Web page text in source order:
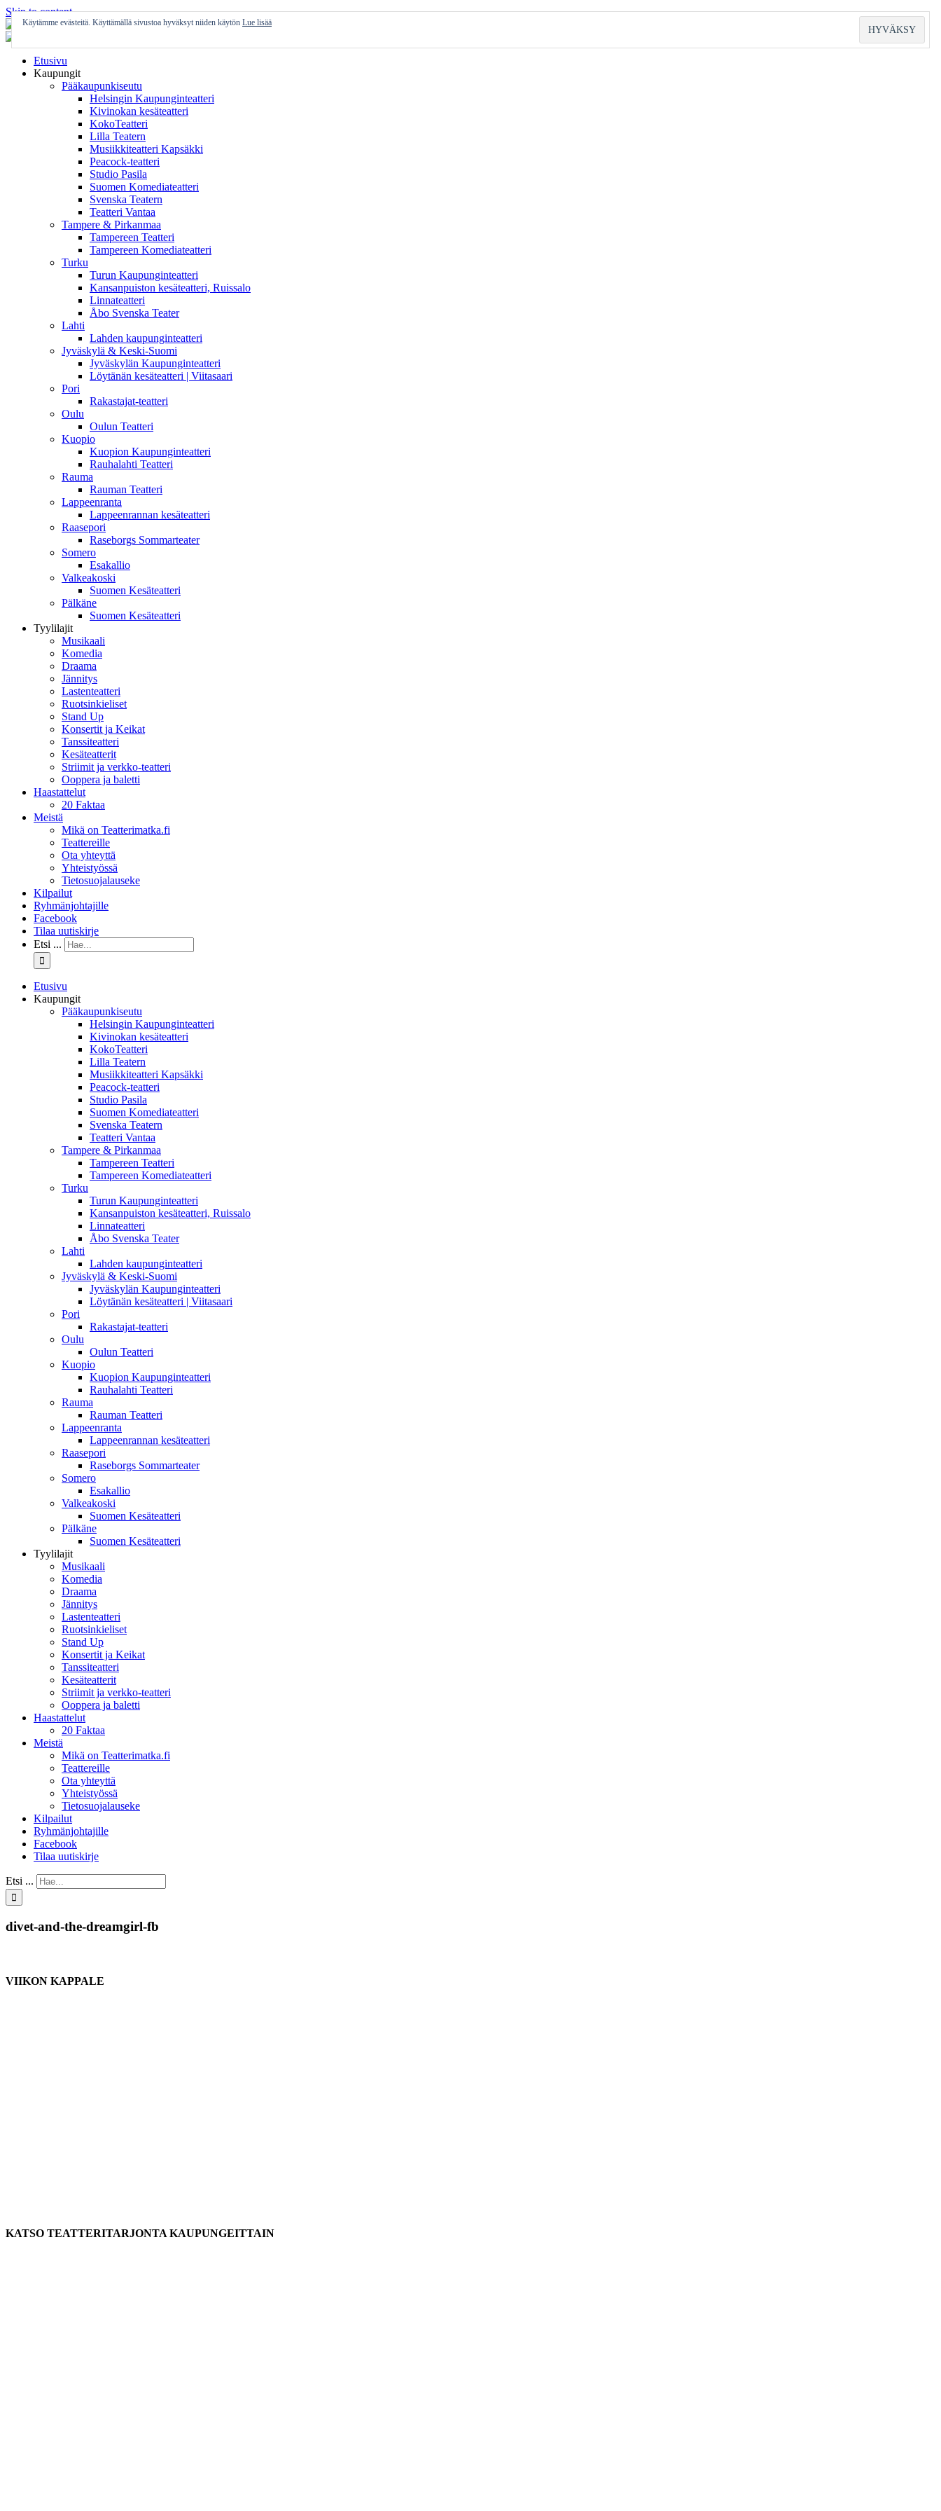
Skip to content
Etusivu
Kaupungit
Pääkaupunkiseutu
Helsingin Kaupunginteatteri
Kivinokan kesäteatteri
KokoTeatteri
Lilla Teatern
Musiikkiteatteri Kapsäkki
Peacock-teatteri
Studio Pasila
Suomen Komediateatteri
Svenska Teatern
Teatteri Vantaa
Tampere & Pirkanmaa
Tampereen Teatteri
Tampereen Komediateatteri
Turku
Turun Kaupunginteatteri
Kansanpuiston kesäteatteri, Ruissalo
Linnateatteri
Åbo Svenska Teater
Lahti
Lahden kaupunginteatteri
Jyväskylä & Keski-Suomi
Jyväskylän Kaupunginteatteri
Löytänän kesäteatteri | Viitasaari
Pori
Rakastajat-teatteri
Oulu
Oulun Teatteri
Kuopio
Kuopion Kaupunginteatteri
Rauhalahti Teatteri
Rauma
Rauman Teatteri
Lappeenranta
Lappeenrannan kesäteatteri
Raasepori
Raseborgs Sommarteater
Somero
Esakallio
Valkeakoski
Suomen Kesäteatteri
Pälkäne
Suomen Kesäteatteri
Tyylilajit
Musikaali
Komedia
Draama
Jännitys
Lastenteatteri
Ruotsinkieliset
Stand Up
Konsertit ja Keikat
Tanssiteatteri
Kesäteatterit
Striimit ja verkko-teatteri
Ooppera ja baletti
Haastattelut
20 Faktaa
Meistä
Mikä on Teatterimatka.fi
Teattereille
Ota yhteyttä
Yhteistyössä
Tietosuojalauseke
Kilpailut
Ryhmänjohtajille
Facebook
Tilaa uutiskirje
Etsi ...
Etusivu
Kaupungit
Pääkaupunkiseutu
Helsingin Kaupunginteatteri
Kivinokan kesäteatteri
KokoTeatteri
Lilla Teatern
Musiikkiteatteri Kapsäkki
Peacock-teatteri
Studio Pasila
Suomen Komediateatteri
Svenska Teatern
Teatteri Vantaa
Tampere & Pirkanmaa
Tampereen Teatteri
Tampereen Komediateatteri
Turku
Turun Kaupunginteatteri
Kansanpuiston kesäteatteri, Ruissalo
Linnateatteri
Åbo Svenska Teater
Lahti
Lahden kaupunginteatteri
Jyväskylä & Keski-Suomi
Jyväskylän Kaupunginteatteri
Löytänän kesäteatteri | Viitasaari
Pori
Rakastajat-teatteri
Oulu
Oulun Teatteri
Kuopio
Kuopion Kaupunginteatteri
Rauhalahti Teatteri
Rauma
Rauman Teatteri
Lappeenranta
Lappeenrannan kesäteatteri
Raasepori
Raseborgs Sommarteater
Somero
Esakallio
Valkeakoski
Suomen Kesäteatteri
Pälkäne
Suomen Kesäteatteri
Tyylilajit
Musikaali
Komedia
Draama
Jännitys
Lastenteatteri
Ruotsinkieliset
Stand Up
Konsertit ja Keikat
Tanssiteatteri
Kesäteatterit
Striimit ja verkko-teatteri
Ooppera ja baletti
Haastattelut
20 Faktaa
Meistä
Mikä on Teatterimatka.fi
Teattereille
Ota yhteyttä
Yhteistyössä
Tietosuojalauseke
Kilpailut
Ryhmänjohtajille
Facebook
Tilaa uutiskirje
Etsi ...
divet-and-the-dreamgirl-fb
VIIKON KAPPALE
KATSO TEATTERITARJONTA KAUPUNGEITTAIN
Käytämme evästeitä. Käyttämällä sivustoa hyväksyt niiden käytön Lue lisää